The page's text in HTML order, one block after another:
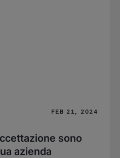
FEB 21, 2024
sono
azienda